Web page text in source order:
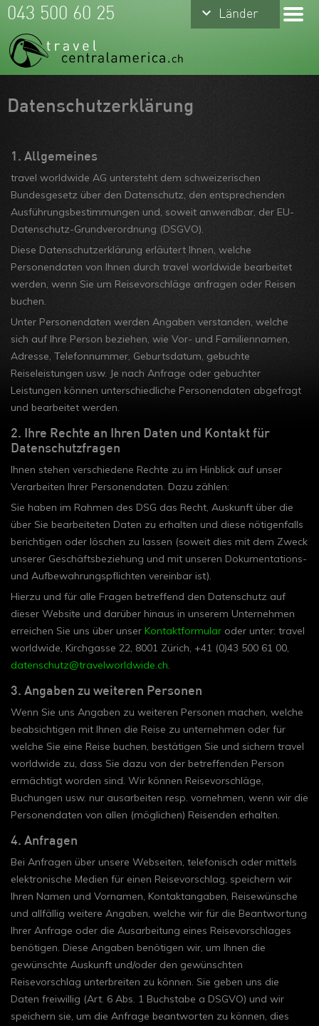
Meine Favoriten
Über uns
Feedbacks
Kontakt
ARVB
keyboard_arrow_down Länder
Nicaragua
Honduras
keyboard_arrow_down Länder
043 500 60 25
Datenschutzerklärung
1. Allgemeines
travel worldwide AG untersteht dem schweizerischen
Bundesgesetz über den Datenschutz, den entsprechenden
Ausführungsbestimmungen und, soweit anwendbar, der EU-
Datenschutz-Grundverordnung (DSGVO).
Diese Datenschutzerklärung erläutert Ihnen, welche
Personendaten von Ihnen durch travel worldwide bearbeitet
werden, wenn Sie um Reisevorschläge anfragen oder Reisen
buchen.
Unter Personendaten werden Angaben verstanden, welche
sich auf Ihre Person beziehen, wie Vor- und Familiennamen,
Adresse, Telefonnummer, Geburtsdatum, gebuchte
Reiseleistungen usw. Je nach Anfrage oder gebuchter
Leistungen können unterschiedliche Personendaten abgefragt
und bearbeitet werden.
2. Ihre Rechte an Ihren Daten und Kontakt für
Datenschutzfragen
Ihnen stehen verschiedene Rechte zu im Hinblick auf unser
Verarbeiten Ihrer Personendaten. Dazu zählen:
Sie haben im Rahmen des DSG das Recht, Auskunft über die
über Sie bearbeiteten Daten zu erhalten und diese nötigenfalls
berichtigen oder löschen zu lassen (soweit dies mit dem Zweck
unserer Geschäftsbeziehung und mit unseren Dokumentations-
und Aufbewahrungspflichten vereinbar ist).
Hierzu und für alle Fragen betreffend den Datenschutz auf
dieser Website und darüber hinaus in unserem Unternehmen
erreichen Sie uns über unser Kontaktformular oder unter: travel
worldwide, Kirchgasse 22, 8001 Zürich, +41 (0)43 500 61 00,
datenschutz@travelworldwide.ch.
3. Angaben zu weiteren Personen
Wenn Sie uns Angaben zu weiteren Personen machen, welche
beabsichtigen mit Ihnen die Reise zu unternehmen oder für
welche Sie eine Reise buchen, bestätigen Sie und sichern travel
worldwide zu, dass Sie dazu von der betreffenden Person
ermächtigt worden sind. Wir können Reisevorschläge,
Buchungen usw. nur ausarbeiten resp. vornehmen, wenn wir die
Personendaten von allen (möglichen) Reisenden erhalten.
4. Anfragen
Bei Anfragen über unsere Webseiten, telefonisch oder mittels
elektronische Medien für einen Reisevorschlag, speichern wir
Ihren Namen und Vornamen, Kontaktangaben, Reisewünsche
und allfällig weitere Angaben, welche wir für die Beantwortung
Ihrer Anfrage oder die Ausarbeitung eines Reisevorschlages
benötigen. Diese Angaben benötigen wir, um Ihnen die
gewünschte Auskunft und/oder den gewünschten
Reisevorschlag unterbreiten zu können. Sie geben uns die
Daten freiwillig (Art. 6 Abs. 1 Buchstabe a DSGVO) und wir
speichern sie, um die Anfrage beantworten zu können, dies